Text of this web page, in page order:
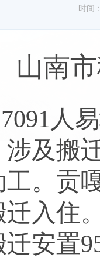
时间
山南
7091 人
涉及搬
。 贡
迁入住
迁安置